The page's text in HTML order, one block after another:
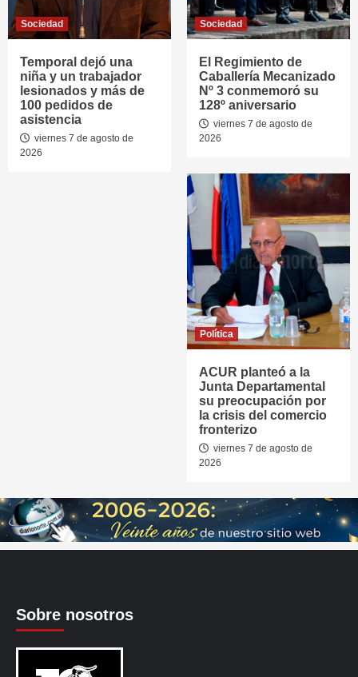
Sociedad
Temporal dejó una
niña y un trabajador
lesionados y más de
100 pedidos de
asistencia
viernes 7 de agosto de
2026
Sociedad
El Regimiento de
Caballería Mecanizado
Nº 3 conmemoró su
128º aniversario
viernes 7 de agosto de
2026
Política
ACUR planteó a la
Junta Departamental
su preocupación por
la crisis del comercio
fronterizo
viernes 7 de agosto de
2026
Sobre nosotros